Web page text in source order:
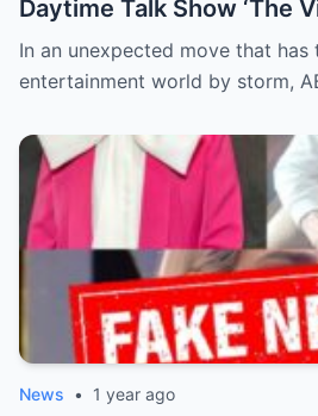
Daytime Talk Show ‘The
Canceled After
Behind-the-Scenes
Led to Its Sudden Demise
In an unexpected move that has
entertainment world by storm,
News • 1 year ago